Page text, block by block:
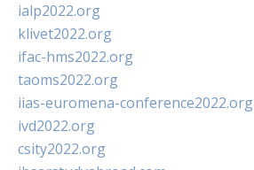
ialp2022.org
klivet2022.org
ifac-hms2022.org
taoms2022.org
iias-euromena-conference2022.org
ivd2022.org
csity2022.org